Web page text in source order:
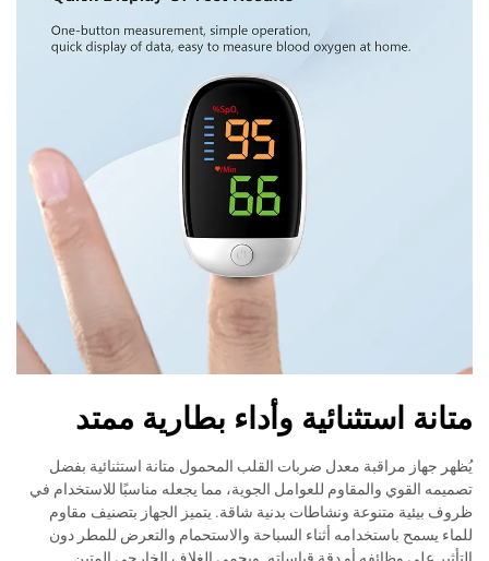
متانة استثنائية وأداء بطارية ممتد
يُظهر جهاز مراقبة معدل ضربات القلب المحمول متانة استثنائية بفضل
تصميمه القوي والمقاوم للعوامل الجوية، مما يجعله مناسبًا للاستخدام في
ظروف بيئية متنوعة ونشاطات بدنية شاقة. يتميز الجهاز بتصنيف مقاوم
للماء يسمح باستخدامه أثناء السباحة والاستحمام والتعرض للمطر دون